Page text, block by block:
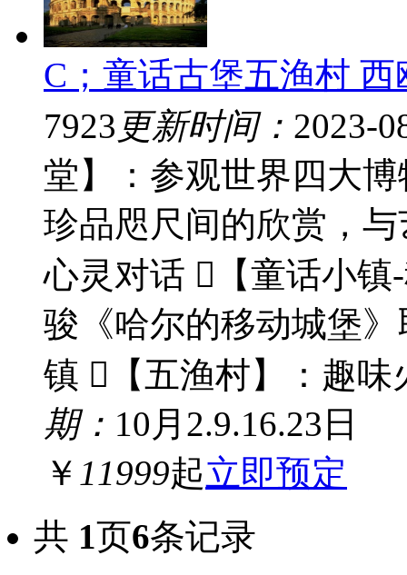
C；童话古堡五渔村
7923 更新时间： 2023-
堂】：参观世界四大
珍品咫尺间的欣赏，
心灵对话 【童话小
骏《哈尔的移动城堡
镇 【五渔村】：趣味
期： 10月2.9.16.23日
￥ 11999起立即预定
共 1页6条记录